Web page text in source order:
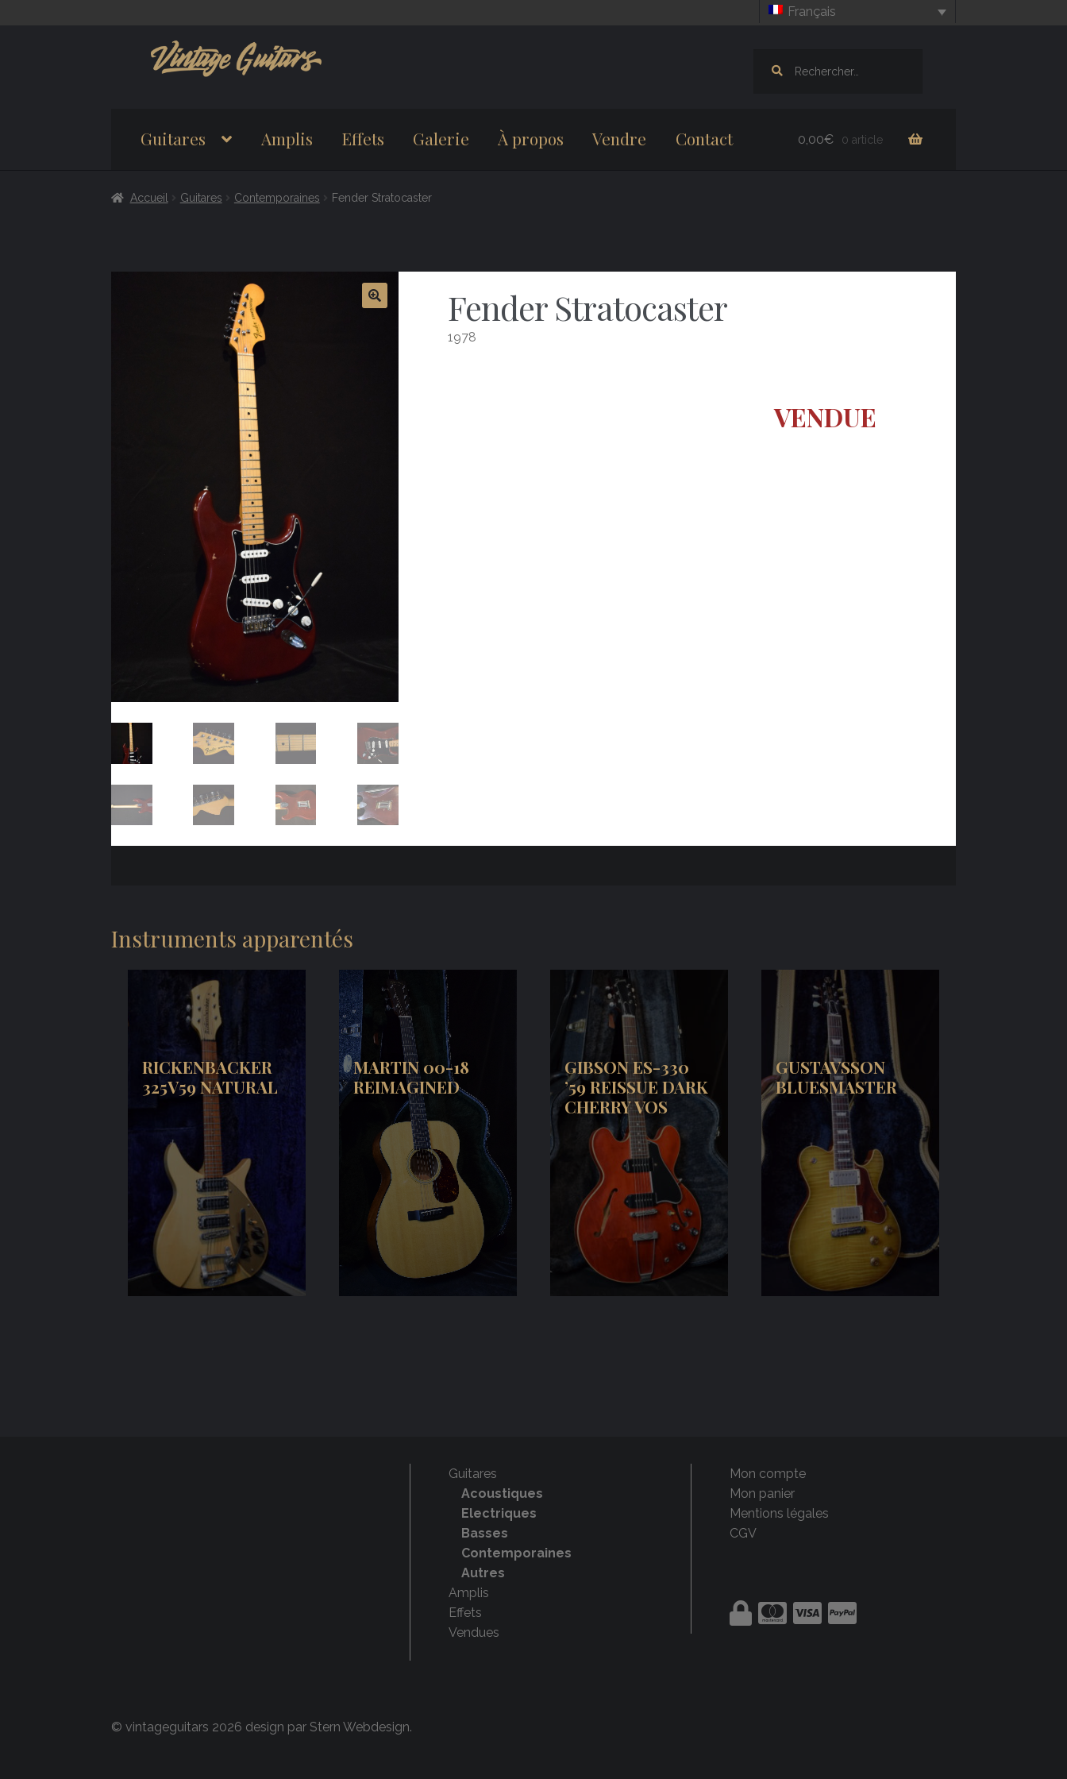
Français
la
au
contenu
Guitares Amplis Effets Galerie À propos Vendre Contact 0,00€ 0 article
Accueil Guitares Contemporaines Fender Stratocaster
Fender Stratocaster
1978
VENDUE
Instruments apparentés
RICKENBACKER
325V59 NATURAL
MARTIN 00-18
REIMAGINED
GIBSON ES-330
’59 REISSUE DARK
CHERRY VOS
GUSTAVSSON
BLUESMASTER
Guitares
Acoustiques
Electriques
Basses
Contemporaines
Autres
Amplis
Effets
Vendues
Mon compte
Mon panier
Mentions légales
CGV
© vintageguitars 2026 design par Stern Webdesign.